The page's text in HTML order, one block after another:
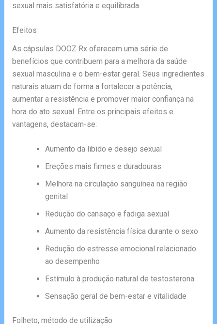
sexual mais satisfatória e equilibrada.
Efeitos
As cápsulas DOOZ Rx oferecem uma série de
benefícios que contribuem para a melhora da saúde
sexual masculina e o bem-estar geral. Seus ingredientes
naturais atuam de forma a fortalecer a potência,
aumentar a resistência e promover maior confiança na
hora do ato sexual. Entre os principais efeitos e
vantagens, destacam-se:
Aumento da libido e desejo sexual
Ereções mais firmes e duradouras
Melhora na circulação sanguínea na região
genital
Redução do cansaço e fadiga sexual
Aumento da resistência física durante o sexo
Redução do estresse emocional relacionado
ao desempenho
Estímulo à produção natural de testosterona
Sensação geral de bem-estar e vitalidade
Folheto, método de utilização